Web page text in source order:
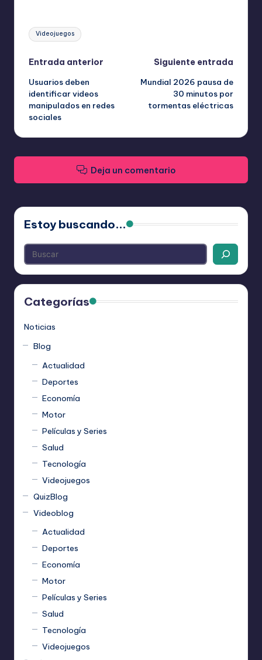
Etiquetas:
Videojuegos
Navegación
de
entradas
Entrada anterior
Usuarios deben
identificar videos
manipulados en redes
sociales
Siguiente entrada
Mundial 2026 pausa de
30 minutos por
tormentas eléctricas
Deja un comentario
Estoy buscando...
Categorías
Noticias
Blog
Actualidad
Deportes
Economía
Motor
Películas y Series
Salud
Tecnología
Videojuegos
QuizBlog
Videoblog
Actualidad
Deportes
Economía
Motor
Películas y Series
Salud
Tecnología
Videojuegos